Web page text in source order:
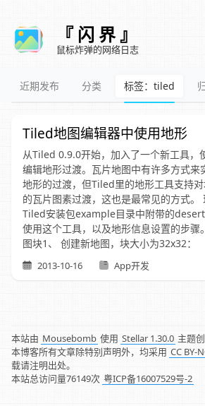
『 闪 界 』
鼠标炸弹的网络日志
近期发布 分类 标签：tiled
Tiled地图编辑器中使用地形
从Tiled 0.9.0开始，加入了一个新工具，
编辑地形过渡。瓦片地图中有许多方式来
地形的过渡，但Tiled里的地形工具支持
的瓦片图素过渡，这也是最常见的方式。
Tiled安装包example目录中附带的
使用这个工具，以及地形信息设置的步骤
图块1、 创建新地图，块大小为32x32：
2013-10-16 App开发
本站由 Mousebomb 使用 Stellar 1.30.0 主题创
本博客所有文章除特别声明外，均采用 CC BY-
载请注明出处。
本站总访问量76149次 粤ICP备16007529号-2